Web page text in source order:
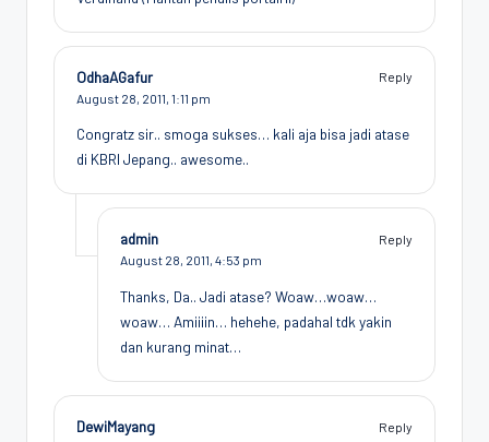
OdhaAGafur
Reply
August 28, 2011, 1:11 pm
Congratz sir.. smoga sukses… kali aja bisa jadi atase
di KBRI Jepang.. awesome..
admin
Reply
August 28, 2011, 4:53 pm
Thanks, Da.. Jadi atase? Woaw…woaw…
woaw… Amiiiin… hehehe, padahal tdk yakin
dan kurang minat…
DewiMayang
Reply